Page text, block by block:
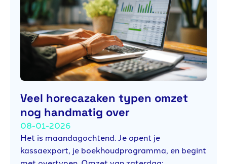
Veel horecazaken typen omzet
nog handmatig over
08-01-2026
Het is maandagochtend. Je opent je
kassaexport, je boekhoudprogramma, en begint